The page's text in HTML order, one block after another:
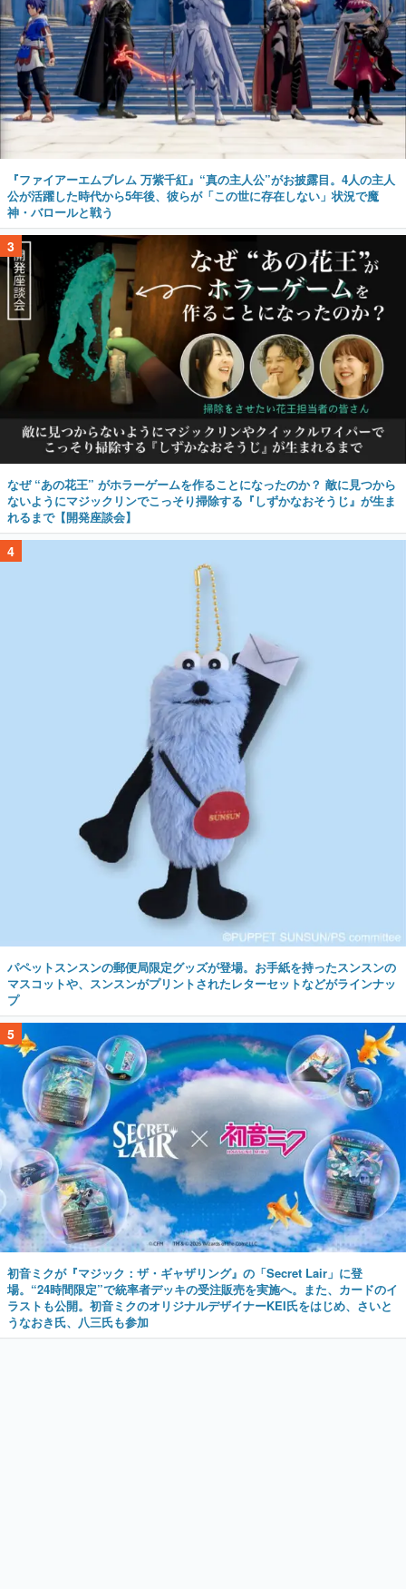
『ファイアーエムブレム 万紫千紅』“真の主人公”がお披露目。4人の主人
公が活躍した時代から5年後、彼らが「この世に存在しない」状況で魔
神・バロールと戦う
3
なぜ “あの花王” がホラーゲームを作ることになったのか？ 敵に見つから
ないようにマジックリンでこっそり掃除する『しずかなおそうじ』が生ま
れるまで【開発座談会】
4
パペットスンスンの郵便局限定グッズが登場。お手紙を持ったスンスンの
マスコットや、スンスンがプリントされたレターセットなどがラインナッ
プ
5
初音ミクが『マジック：ザ・ギャザリング』の「Secret Lair」に登
場。“24時間限定”で統率者デッキの受注販売を実施へ。また、カードのイ
ラストも公開。初音ミクのオリジナルデザイナーKEI氏をはじめ、さいと
うなおき氏、八三氏も参加